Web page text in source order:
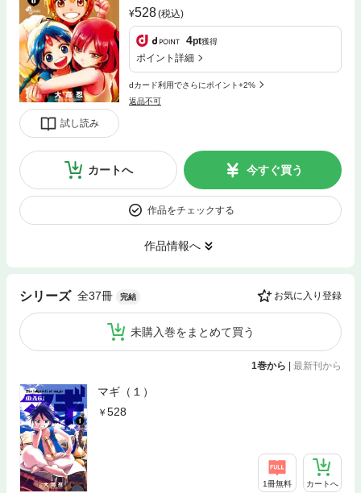
試し読み
528(税込)
4pt獲得
ポイント詳細
dカード利用でさらにポイント+2%
返品不可
カートへ 今すぐ買う
作品をチェックする
作品情報へ
シリーズ 全37冊 完結 お気に入り登録
未購入巻をまとめて買う
1巻から 最新刊から
マギ（１）
528
1冊無料 カートへ